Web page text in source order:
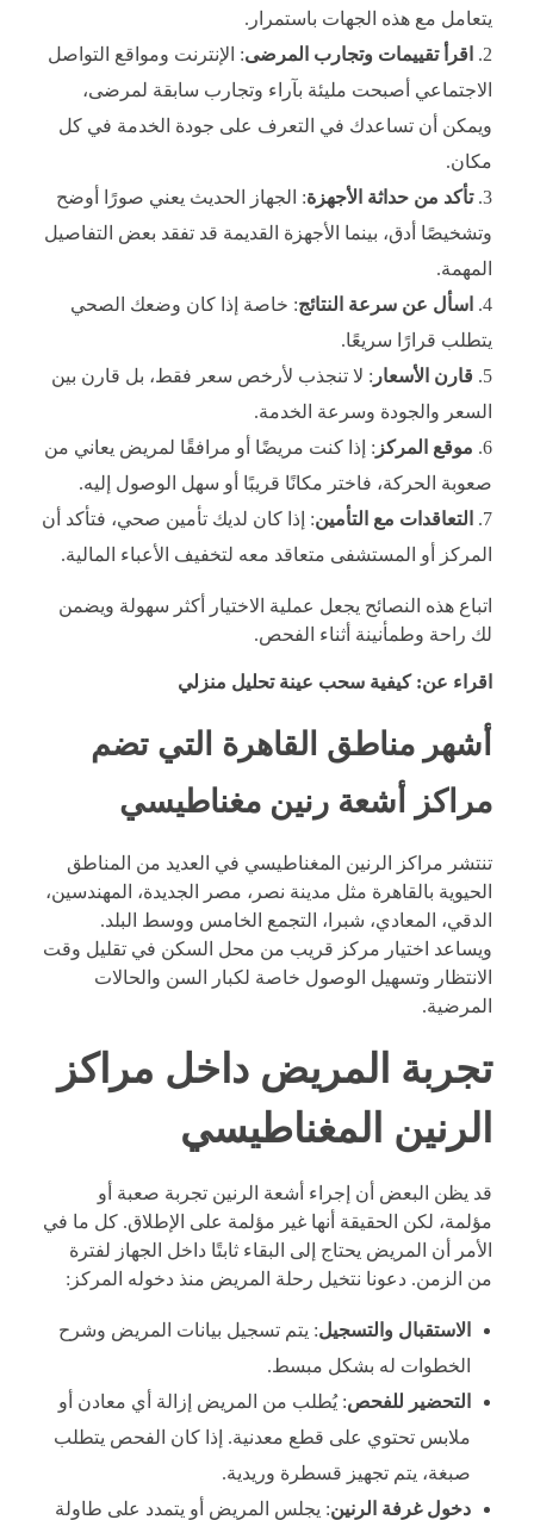
يتعامل مع هذه الجهات باستمرار.
اقرأ تقييمات وتجارب المرضى: الإنترنت ومواقع التواصل
الاجتماعي أصبحت مليئة بآراء وتجارب سابقة لمرضى،
ويمكن أن تساعدك في التعرف على جودة الخدمة في كل
مكان.
تأكد من حداثة الأجهزة: الجهاز الحديث يعني صورًا أوضح
وتشخيصًا أدق، بينما الأجهزة القديمة قد تفقد بعض التفاصيل
المهمة.
اسأل عن سرعة النتائج: خاصة إذا كان وضعك الصحي
يتطلب قرارًا سريعًا.
قارن الأسعار : لا تنجذب لأرخص سعر فقط، بل قارن بين
السعر والجودة وسرعة الخدمة.
موقع المركز : إذا كنت مريضًا أو مرافقًا لمريض يعاني من
صعوبة الحركة، فاختر مكانًا قريبًا أو سهل الوصول إليه.
التعاقدات مع التأمين: إذا كان لديك تأمين صحي، فتأكد أن
المركز أو المستشفى متعاقد معه لتخفيف الأعباء المالية.
اتباع هذه النصائح يجعل عملية الاختيار أكثر سهولة ويضمن
لك راحة وطمأنينة أثناء الفحص.
اقراء عن: كيفية سحب عينة تحليل منزلي
أشهر مناطق القاهرة التي تضم
مراكز أشعة رنين مغناطيسي
تنتشر مراكز الرنين المغناطيسي في العديد من المناطق
الحيوية بالقاهرة مثل مدينة نصر، مصر الجديدة، المهندسين،
الدقي، المعادي، شبرا، التجمع الخامس ووسط البلد.
ويساعد اختيار مركز قريب من محل السكن في تقليل وقت
الانتظار وتسهيل الوصول خاصة لكبار السن والحالات
المرضية.
تجربة المريض داخل مراكز
الرنين المغناطيسي
قد يظن البعض أن إجراء أشعة الرنين تجربة صعبة أو
مؤلمة، لكن الحقيقة أنها غير مؤلمة على الإطلاق. كل ما في
الأمر أن المريض يحتاج إلى البقاء ثابتًا داخل الجهاز لفترة
من الزمن. دعونا نتخيل رحلة المريض منذ دخوله المركز:
الاستقبال والتسجيل: يتم تسجيل بيانات المريض وشرح
الخطوات له بشكل مبسط.
التحضير للفحص: يُطلب من المريض إزالة أي معادن أو
ملابس تحتوي على قطع معدنية. إذا كان الفحص يتطلب
صبغة، يتم تجهيز قسطرة وريدية.
دخول غرفة الرنين: يجلس المريض أو يتمدد على طاولة